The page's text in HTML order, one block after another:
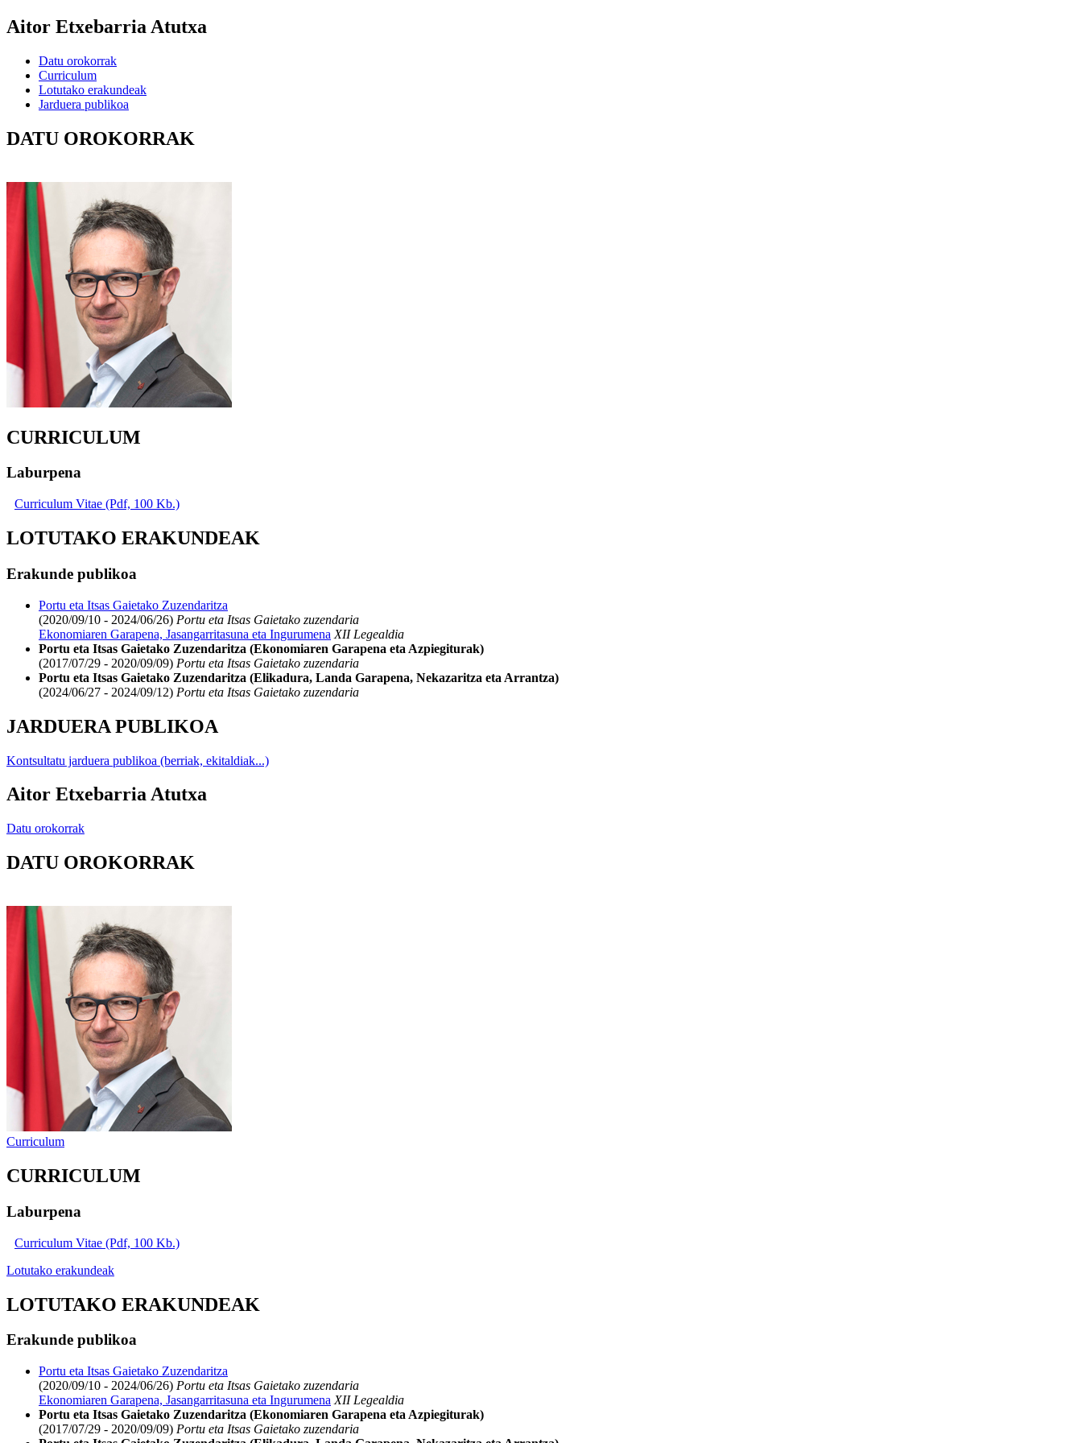
Aitor Etxebarria Atutxa
Datu orokorrak
Curriculum
Lotutako erakundeak
Jarduera publikoa
DATU OROKORRAK
CURRICULUM
Laburpena
Curriculum Vitae (Pdf, 100 Kb.)
LOTUTAKO ERAKUNDEAK
Erakunde publikoa
Portu eta Itsas Gaietako Zuzendaritza
(2020/09/10 - 2024/06/26) Portu eta Itsas Gaietako zuzendaria
Ekonomiaren Garapena, Jasangarritasuna eta Ingurumena XII Legealdia
Portu eta Itsas Gaietako Zuzendaritza (Ekonomiaren Garapena eta Azpiegiturak)
(2017/07/29 - 2020/09/09) Portu eta Itsas Gaietako zuzendaria
Portu eta Itsas Gaietako Zuzendaritza (Elikadura, Landa Garapena, Nekazaritza eta Arrantza)
(2024/06/27 - 2024/09/12) Portu eta Itsas Gaietako zuzendaria
JARDUERA PUBLIKOA
Kontsultatu jarduera publikoa (berriak, ekitaldiak...)
Aitor Etxebarria Atutxa
Datu orokorrak
DATU OROKORRAK
Curriculum
CURRICULUM
Laburpena
Curriculum Vitae (Pdf, 100 Kb.)
Lotutako erakundeak
LOTUTAKO ERAKUNDEAK
Erakunde publikoa
Portu eta Itsas Gaietako Zuzendaritza
(2020/09/10 - 2024/06/26) Portu eta Itsas Gaietako zuzendaria
Ekonomiaren Garapena, Jasangarritasuna eta Ingurumena XII Legealdia
Portu eta Itsas Gaietako Zuzendaritza (Ekonomiaren Garapena eta Azpiegiturak)
(2017/07/29 - 2020/09/09) Portu eta Itsas Gaietako zuzendaria